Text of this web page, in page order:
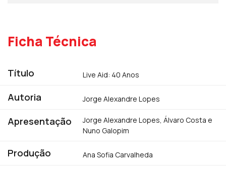
Ficha Técnica
Título Live Aid: 40 Anos
Autoria Jorge Alexandre Lopes
Apresentação
Jorge Alexandre Lopes, Álvaro Costa e
Nuno Galopim
Produção Ana Sofia Carvalheda